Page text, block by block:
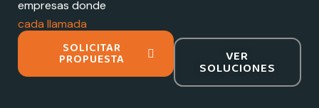
empresas donde
cada llamada
importa
SOLICITAR
PROPUESTA VER
SOLUCIONES